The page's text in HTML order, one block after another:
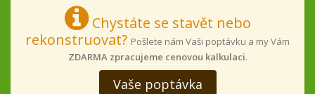
Chystáte se stavět nebo
rekonstruovat? Pošlete nám Vaši poptávku a my Vám
ZDARMA zpracujeme cenovou kalkulaci.
Vaše poptávka